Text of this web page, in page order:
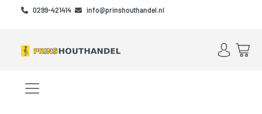
Skip to main content
Skip to footer
0299-421414 info@prinshouthandel.nl
Account
Menu openen/sluiten